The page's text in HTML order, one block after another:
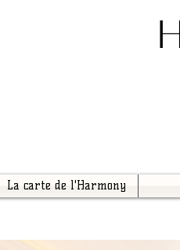
La carte de l'Harmony